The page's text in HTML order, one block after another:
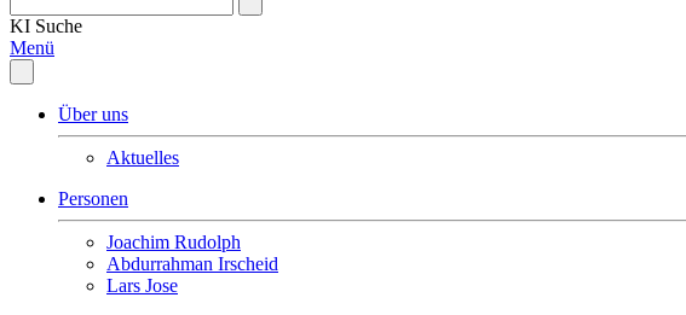
KI Suche
Menü
Über uns
Aktuelles
Personen
Joachim Rudolph
Abdurrahman Irscheid
Lars Jose